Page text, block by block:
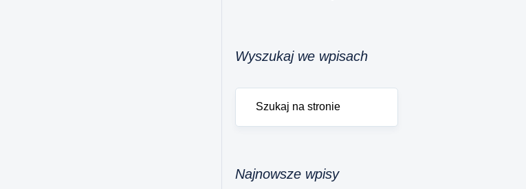
Wyszukaj we wpisach
Najnowsze wpisy